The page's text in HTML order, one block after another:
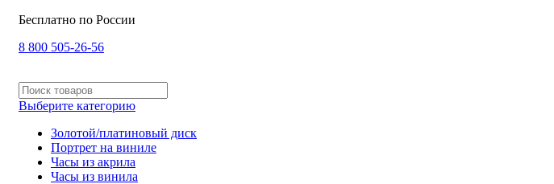
Бесплатно по России
8 800 505-26-56
Выберите категорию
Золотой/платиновый диск
Портрет на виниле
Часы из акрила
Часы из винила